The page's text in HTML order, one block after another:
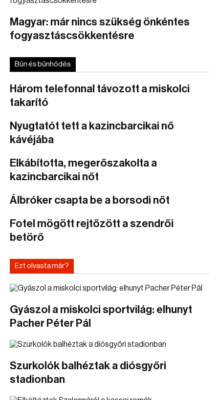
Magyar: már nincs szükség önkéntes
fogyasztáscsökkentésre
Bűn és bűnhődés
Három telefonnal távozott a miskolci
takarító
Nyugtatót tett a kazincbarcikai nő
kávéjába
Elkábította, megerőszakolta a
kazincbarcikai nőt
Álbróker csapta be a borsodi nőt
Fotel mögött rejtőzött a szendrői
betörő
Ezt olvasta már?
Gyászol a miskolci sportvilág: elhunyt
Pacher Péter Pál
Szurkolók balhéztak a diósgyőri
stadionban